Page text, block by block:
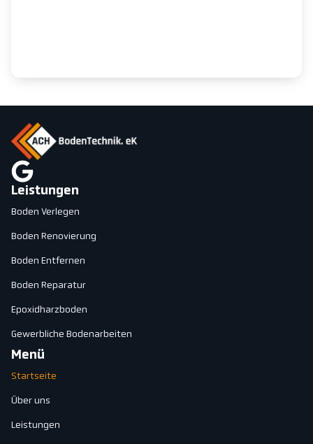
Leistungen
Boden Verlegen
Boden Renovierung
Boden Entfernen
Boden Reparatur
Epoxidharzboden
Gewerbliche Bodenarbeiten
Menü
Startseite
Über uns
Leistungen